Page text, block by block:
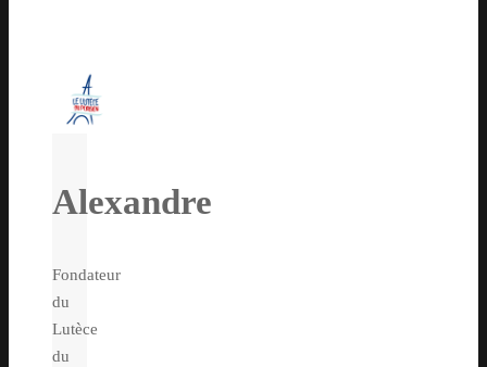
Alexandre
Fondateur
du
Lutèce
du